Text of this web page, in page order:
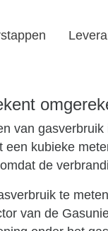
van
een kubieke
de
te
van de